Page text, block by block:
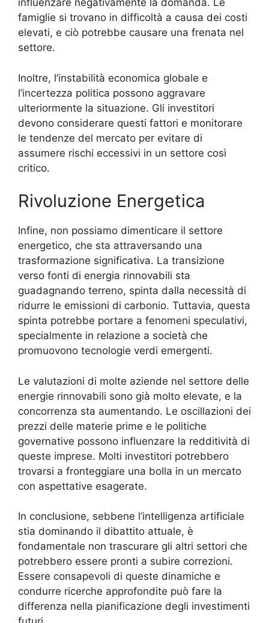
influenzare negativamente la domanda. Le
famiglie si trovano in difficoltà a causa dei costi
elevati, e ciò potrebbe causare una frenata nel
settore.
Inoltre, l’instabilità economica globale e
l’incertezza politica possono aggravare
ulteriormente la situazione. Gli investitori
devono considerare questi fattori e monitorare
le tendenze del mercato per evitare di
assumere rischi eccessivi in un settore così
critico.
Rivoluzione Energetica
Infine, non possiamo dimenticare il settore
energetico, che sta attraversando una
trasformazione significativa. La transizione
verso fonti di energia rinnovabili sta
guadagnando terreno, spinta dalla necessità di
ridurre le emissioni di carbonio. Tuttavia, questa
spinta potrebbe portare a fenomeni speculativi,
specialmente in relazione a società che
promuovono tecnologie verdi emergenti.
Le valutazioni di molte aziende nel settore delle
energie rinnovabili sono già molto elevate, e la
concorrenza sta aumentando. Le oscillazioni dei
prezzi delle materie prime e le politiche
governative possono influenzare la redditività di
queste imprese. Molti investitori potrebbero
trovarsi a fronteggiare una bolla in un mercato
con aspettative esagerate.
In conclusione, sebbene l’intelligenza artificiale
stia dominando il dibattito attuale, è
fondamentale non trascurare gli altri settori che
potrebbero essere pronti a subire correzioni.
Essere consapevoli di queste dinamiche e
condurre ricerche approfondite può fare la
differenza nella pianificazione degli investimenti